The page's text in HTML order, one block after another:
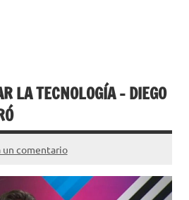
LA TECNOLOGÍA – DIEGO
un comentario